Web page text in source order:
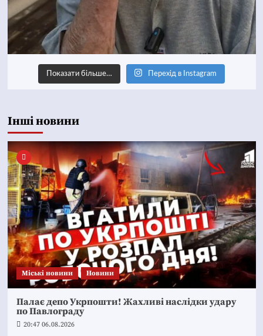
Показати більше… Перехід в Instagram
Інші новини
Mіські новини Новини
Палає депо Укрпошти! Жахливі наслідки удару
по Павлограду
20:47 06.08.2026